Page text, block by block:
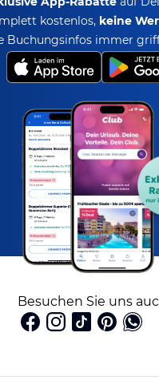
kostenlos, keine
Buchungsinfos immer
Besuchen Sie uns